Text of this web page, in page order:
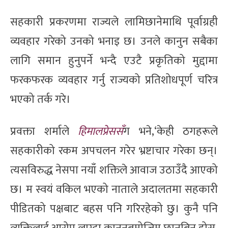
सहकारी प्रकरणमा राज्यले लामिछानेमाथि पूर्वाग्रही
व्यवहार गरेको उनको भनाइ छ। उनले कानुन सबैका
लागि समान हुनुपर्ने भन्दै एउटै प्रकृतिको मुद्दामा
फरकफरक व्यवहार गर्नु राज्यको प्रतिशोधपूर्ण चरित्र
भएको तर्क गरे।
प्रवक्ता शर्माले हिमालप्रेससँग भने,‘केही ठगहरूले
सहकारीको रकम अपचलन गरेर भ्रष्टाचार गरेका छन्।
त्यसविरुद्ध नेसपा नयाँ शक्तिले आवाज उठाउँदै आएको
छ। म स्वयं वकिल भएको नाताले अदालतमा सहकारी
पीडितको पक्षबाट बहस पनि गरिरहेको छु। कुनै पनि